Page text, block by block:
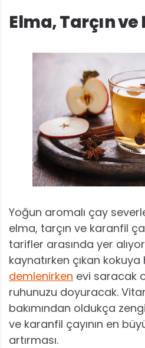
Elma, Tarçın
Yoğun aromalı çay
elma, tarçın ve karanfil
tarifler arasında yer
kaynatırken çıkan kokuya
demlenirken evi saracak
ruhunuzu doyuracak.
bakımından oldukça
ve karanfil çayının en
artırması.